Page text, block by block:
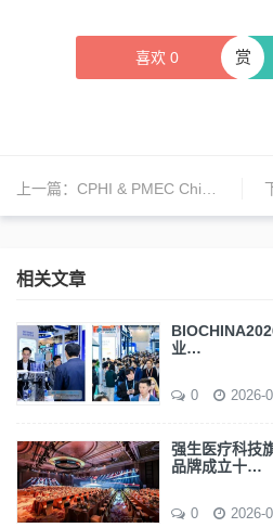
喜欢 0 赏
上一篇： CPHI & PMEC China 2026将在举办
相关文章
业…
0 2026-
强生医疗科技
品牌成立十…
0 2026-